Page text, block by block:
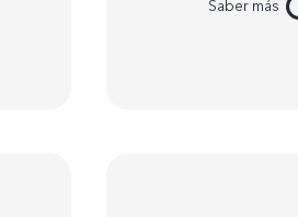
Saber más